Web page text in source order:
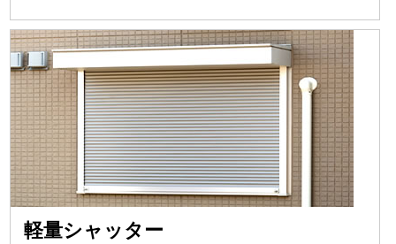
軽量シャッター